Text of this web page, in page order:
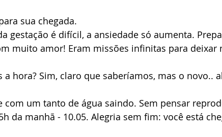
sua chegada.
gestação é difícil, a ansiedade só aumenta.
muito amor! Eram missões infinitas para deixar
a hora? Sim, claro que saberíamos, mas o novo..
da manhã - 10.05. Alegria sem fim: você está